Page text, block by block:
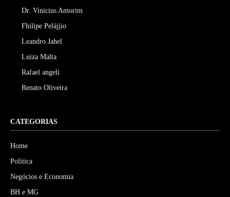
Dr. Vinicius Amorim
Fhilipe Pelájjio
Leandro Jahel
Luiza Malta
Rafael angeli
Renato Oliveira
CATEGORIAS
Home
Política
Negócios e Economia
BH e MG